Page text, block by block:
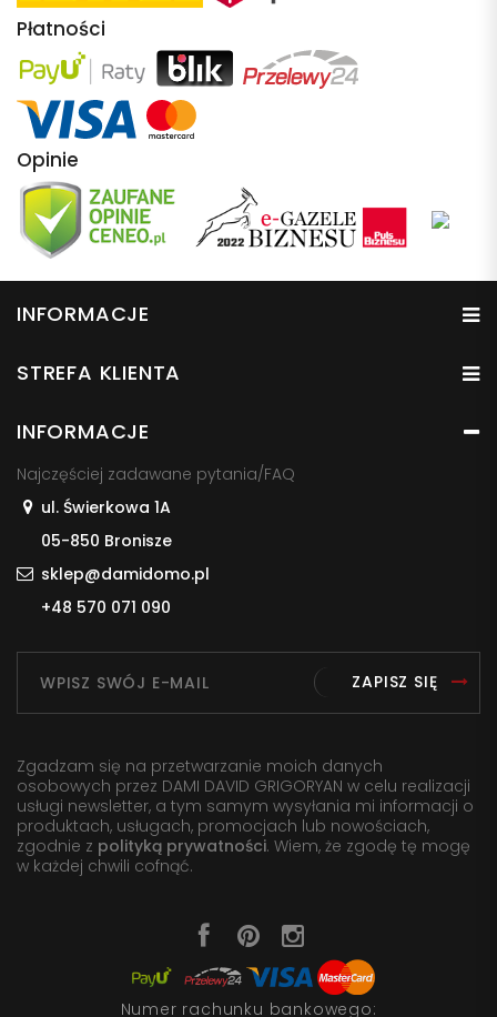
Płatności
Opinie
INFORMACJE
STREFA KLIENTA
INFORMACJE
Najczęściej zadawane pytania/FAQ
ul. Świerkowa 1A
05-850 Bronisze
sklep@damidomo.pl
+48 570 071 090
ZAPISZ SIĘ
Zgadzam się na przetwarzanie moich danych
osobowych przez DAMI DAVID GRIGORYAN w celu realizacji
usługi newsletter, a tym samym wysyłania mi informacji o
produktach, usługach, promocjach lub nowościach,
zgodnie z polityką prywatności. Wiem, że zgodę tę mogę
w każdej chwili cofnąć.
Numer rachunku bankowego: